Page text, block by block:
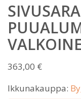
363,00 €
Ikkunakauppa: